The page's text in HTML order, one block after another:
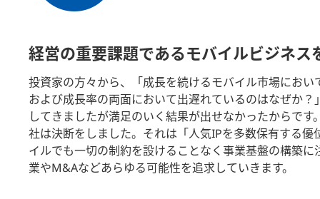
経営の重要課題であるモバイルビジネス
投資家の方々から、「成長を続けるモバイル市場にお
および成長率の両面において出遅れているのはなぜか
してきましたが満足のいく結果が出せなかったからで
社は決断をしました。それは「人気IPを多数保有する
イルでも一切の制約を設けることなく事業基盤の構築
業やM&Aなどあらゆる可能性を追求していきます。